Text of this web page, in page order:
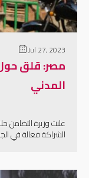
Jul 27, 2023
مصر: قلق
المدني
علنت وزيرة التضامن
الشراكة فعالة في